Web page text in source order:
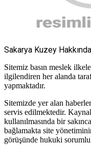
Sakarya Kuzey Hakkında
Sitemiz basın meslek
ilgilendiren her alanda
yapmaktadır.
Sitemizde yer alan
servis edilmektedir.
kullanılmasında bir
bağlamakta site
görüşünde hukuki